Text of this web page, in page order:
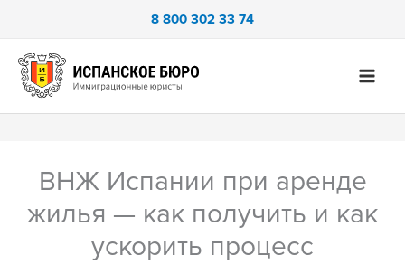
содержимому
8 800 302 33 74
ВНЖ Испании при аренде
жилья — как получить и как
ускорить процесс